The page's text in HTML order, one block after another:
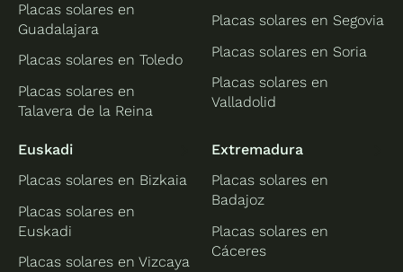
Placas solares en
Guadalajara
Placas solares en Toledo
Placas solares en
Talavera de la Reina
Placas solares en Segovia
Placas solares en Soria
Placas solares en
Valladolid
Euskadi
Placas solares en Bizkaia
Placas solares en
Euskadi
Placas solares en Vizcaya
Extremadura
Placas solares en
Badajoz
Placas solares en
Cáceres